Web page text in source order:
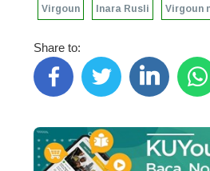
Virgoun Inara Rusli Virgoun
Share to: